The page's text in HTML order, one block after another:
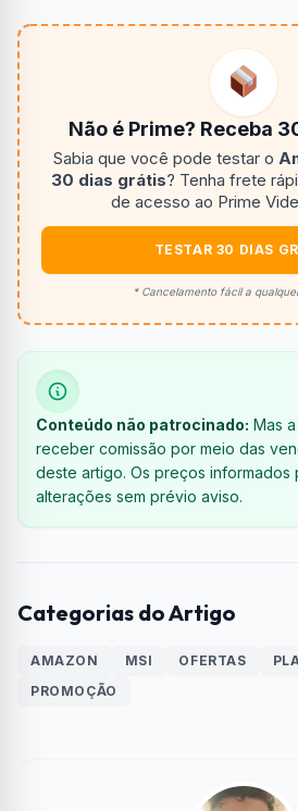
Não é Prime? Receba
Sabia que você pode testar o
30 dias grátis? Tenha frete
de acesso ao Prime
TESTAR 30 DIAS
* Cancelamento fácil a
Conteúdo não patrocinado: Mas
receber comissão por meio das
deste artigo. Os preços informados
alterações sem prévio aviso.
Categorias do Artigo
AMAZON MSI OFERTAS
PROMOÇÃO